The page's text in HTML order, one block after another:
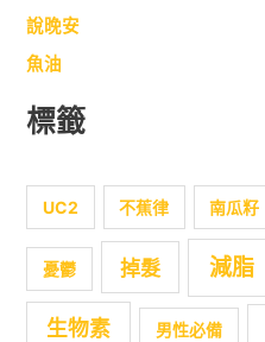
說晚安
魚油
標籤
UC2 不蕉律 南瓜籽
憂鬱 掉髮 減脂
生物素 男性必備